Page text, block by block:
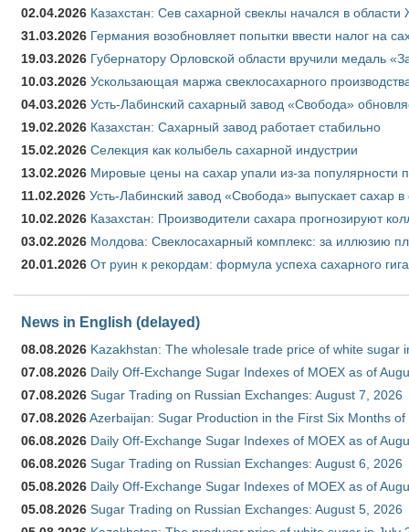
02.04.2026 Казахстан: Сев сахарной свеклы начался в области
31.03.2026 Германия возобновляет попытки ввести налог на
19.03.2026 Губернатору Орловской области вручили медаль
10.03.2026 Ускользающая маржа свеклосахарного
04.03.2026 Усть-Лабинский сахарный завод «Свобода»
19.02.2026 Казахстан: Сахарный завод работает стабильно
15.02.2026 Селекция как колыбель сахарной индустрии
13.02.2026 Мировые цены на сахар упали из-за популярности
11.02.2026 Усть-Лабинский завод «Свобода» выпускает сахар в
10.02.2026 Казахстан: Производители сахара прогнозируют
03.02.2026 Молдова: Свеклосахарный комплекс: за иллюзию
20.01.2026 От руин к рекордам: формула успеха сахарного
News in English (delayed)
08.08.2026 Kazakhstan: The wholesale trade price of white sugar
07.08.2026 Daily Off-Exchange Sugar Indexes of MOEX as of
07.08.2026 Sugar Trading on Russian Exchanges: August 7, 2026
07.08.2026Azerbaijan: Sugar Production in the First Six Months of
06.08.2026 Daily Off-Exchange Sugar Indexes of MOEX as of
06.08.2026 Sugar Trading on Russian Exchanges: August 6, 2026
05.08.2026 Daily Off-Exchange Sugar Indexes of MOEX as of
05.08.2026 Sugar Trading on Russian Exchanges: August 5, 2026